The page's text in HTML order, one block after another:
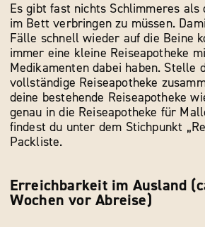
Es gibt fast nichts Schlimmeres
im Bett verbringen zu müssen.
Fälle schnell wieder auf die Beine
immer eine kleine Reiseapotheke
Medikamenten dabei haben. Stelle
vollständige Reiseapotheke
deine bestehende Reiseapotheke
genau in die Reiseapotheke für
findest du unter dem Stichpunkt
Packliste.
Erreichbarkeit im Ausland
Wochen vor Abreise)